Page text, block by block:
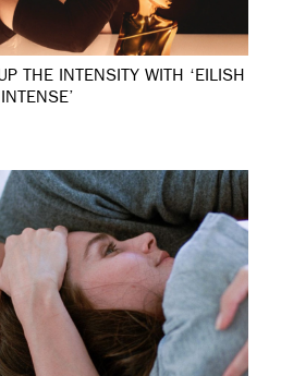
THE INTENSITY WITH ‘EILISH
INTENSE’